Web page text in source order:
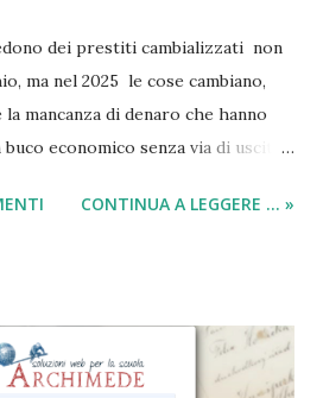
dei prestiti cambializzati non
ma nel 2025 le cose cambiano,
mancanza di denaro che hanno
economico senza via di uscita
in Italia. Nella seguente guida,
di non concedere più queste
Comunque sia, ancora oggi
CONTINUA A LEGGERE ... »